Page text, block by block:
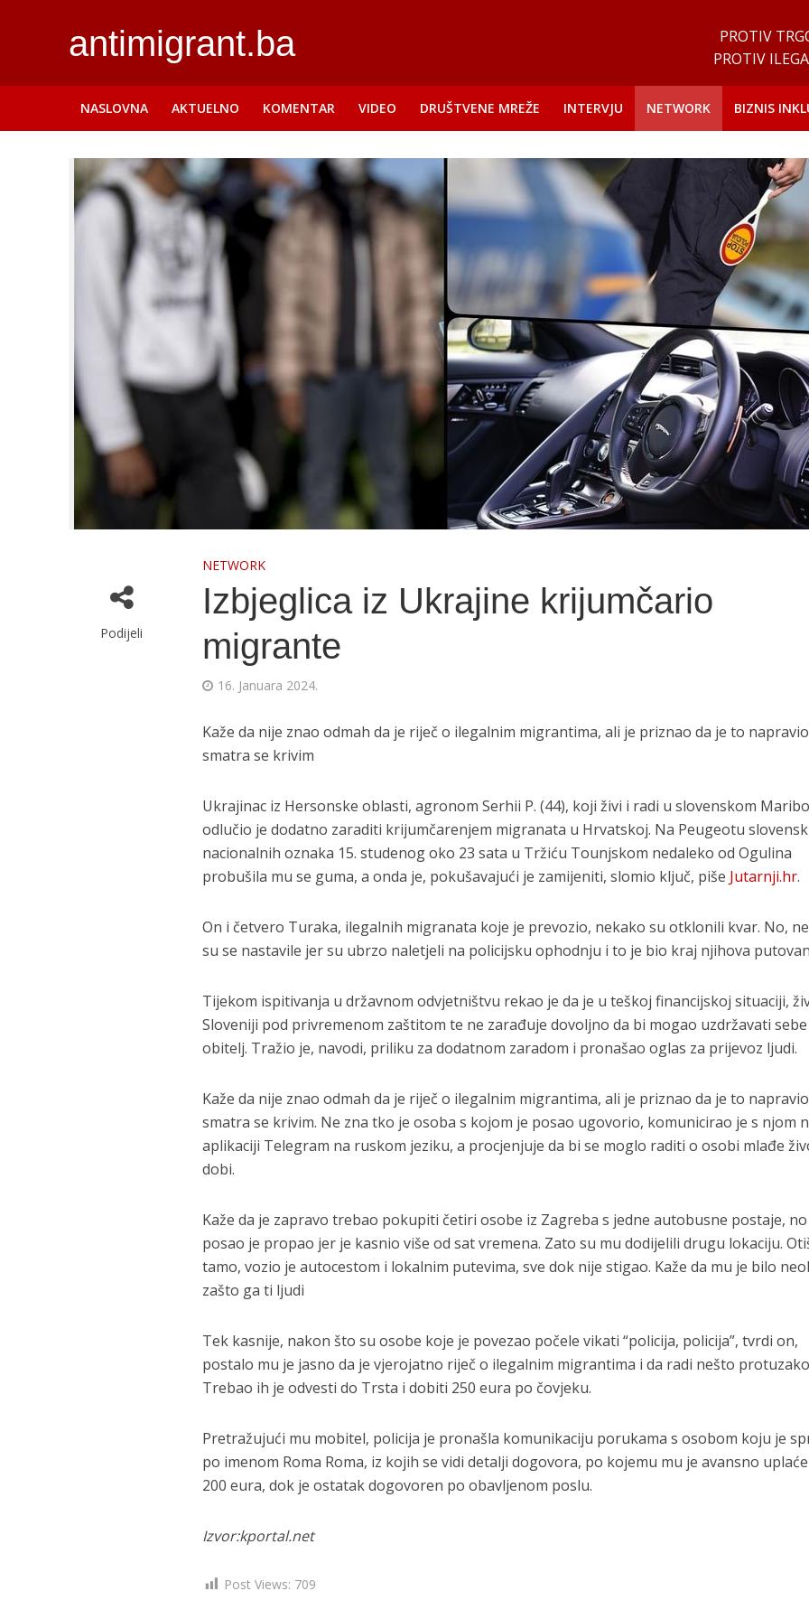
antimigrant.ba
PROTIV
PROTIV
NASLOVNA AKTUELNO KOMENTAR VIDEO DRUŠTVENE MREŽE INTERVJU NETWORK BIZNIS
Podijeli
NETWORK
Izbjeglica iz Ukrajine krijumčario
migrante
16. Januara 2024.
Kaže da nije znao odmah da je riječ o ilegalnim migrantima, ali je priznao da je to
smatra se krivim
Ukrajinac iz Hersonske oblasti, agronom Serhii P. (44), koji živi i radi u slovenskom
odlučio je dodatno zaraditi krijumčarenjem migranata u Hrvatskoj. Na Peugeotu
nacionalnih oznaka 15. studenog oko 23 sata u Tržiću Tounjskom nedaleko od Ogulina
probušila mu se guma, a onda je, pokušavajući je zamijeniti, slomio ključ, piše Jutarnji.hr.
On i četvero Turaka, ilegalnih migranata koje je prevozio, nekako su otklonili kvar. No,
su se nastavile jer su ubrzo naletjeli na policijsku ophodnju i to je bio kraj njihova
Tijekom ispitivanja u državnom odvjetništvu rekao je da je u teškoj financijskoj situaciji,
Sloveniji pod privremenom zaštitom te ne zarađuje dovoljno da bi mogao uzdržavati
obitelj. Tražio je, navodi, priliku za dodatnom zaradom i pronašao oglas za prijevoz ljudi.
Kaže da nije znao odmah da je riječ o ilegalnim migrantima, ali je priznao da je to
smatra se krivim. Ne zna tko je osoba s kojom je posao ugovorio, komunicirao je s njom
aplikaciji Telegram na ruskom jeziku, a procjenjuje da bi se moglo raditi o osobi mlađe
dobi.
Kaže da je zapravo trebao pokupiti četiri osobe iz Zagreba s jedne autobusne postaje, no
posao je propao jer je kasnio više od sat vremena. Zato su mu dodijelili drugu lokaciju.
tamo, vozio je autocestom i lokalnim putevima, sve dok nije stigao. Kaže da mu je bilo
zašto ga ti ljudi
Tek kasnije, nakon što su osobe koje je povezao počele vikati “policija, policija”, tvrdi on,
postalo mu je jasno da je vjerojatno riječ o ilegalnim migrantima i da radi nešto
Trebao ih je odvesti do Trsta i dobiti 250 eura po čovjeku.
Pretražujući mu mobitel, policija je pronašla komunikaciju porukama s osobom koju je
po imenom Roma Roma, iz kojih se vidi detalji dogovora, po kojemu mu je avansno
200 eura, dok je ostatak dogovoren po obavljenom poslu.
Izvor:kportal.net
Post Views: 709